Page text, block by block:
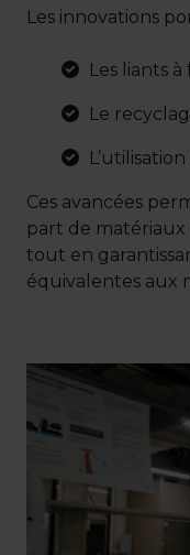
Les innovations
Les liants
Le
Ces avancées
part de matériaux
tout en
équivalentes aux